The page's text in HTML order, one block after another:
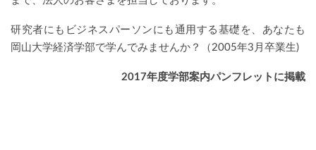
研究者にもビジネスパーソンにも通用する基礎を、あなたも
岡山大学経済学部で学んでみませんか？（2005年3月卒業生)
2017年度学部案内パンフレットに掲載